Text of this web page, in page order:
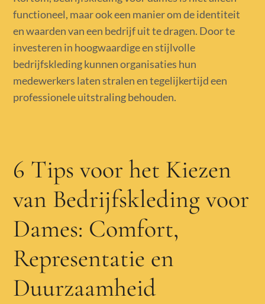
functioneel, maar ook een manier om de identiteit
en waarden van een bedrijf uit te dragen. Door te
investeren in hoogwaardige en stijlvolle
bedrijfskleding kunnen organisaties hun
medewerkers laten stralen en tegelijkertijd een
professionele uitstraling behouden.
6 Tips voor het Kiezen
van Bedrijfskleding voor
Dames: Comfort,
Representatie en
Duurzaamheid